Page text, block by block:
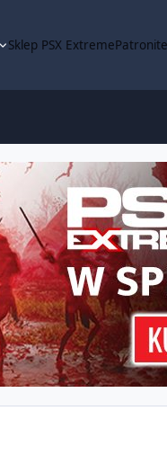
Sklep PSX ExtremePatronite